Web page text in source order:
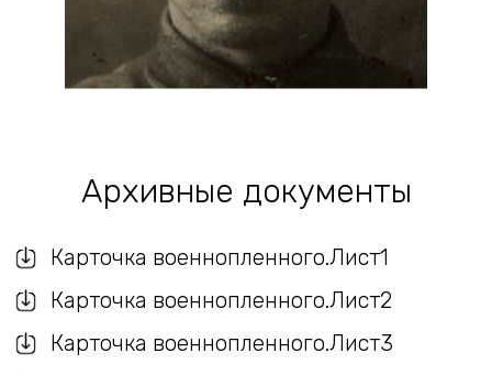
Архивные документы
Карточка военнопленного.Лист1
Карточка военнопленного.Лист2
Карточка военнопленного.Лист3